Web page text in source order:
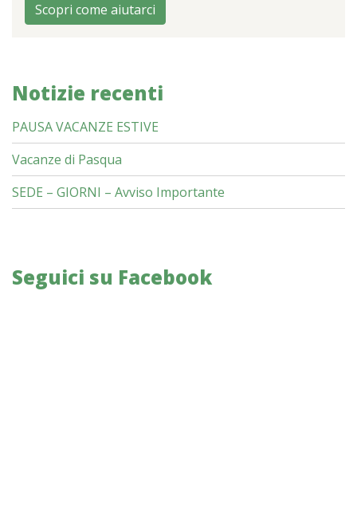
Scopri come aiutarci
Notizie recenti
PAUSA VACANZE ESTIVE
Vacanze di Pasqua
SEDE – GIORNI – Avviso Importante
Seguici su Facebook